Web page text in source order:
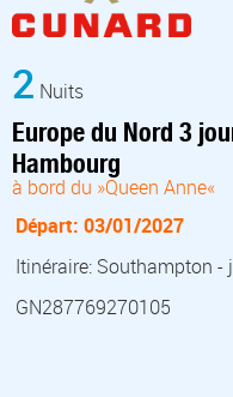
2 Nuits
Europe du Nord 3
Hambourg
à bord du »Queen Anne«
Départ: 03/01/2027
Itinéraire: Southampton -
GN287769270105